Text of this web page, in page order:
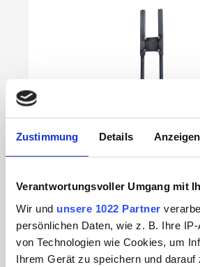
Zustimmung Details
Verantwortungsvoller Umgang mit
Wir und unsere 1022 Partner
persönlichen Daten, wie z. B. Ihre
von Technologien wie Cookies, um
Ihrem Gerät zu speichern und darauf
Bodenhalter für Displays